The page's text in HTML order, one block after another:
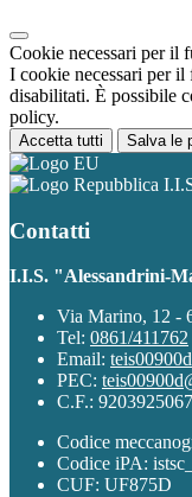
Cookie necessari per il
I cookie necessari per il
disabilitati. È possibile
policy.
Accetta tutti Salva le
Contatti
I.I.S. "Alessandrini-
Via Marino, 12 -
Tel: 0861/411762
Email:
PEC:
C.F.:
Codice
Codice iPA:
CUF: UF875D